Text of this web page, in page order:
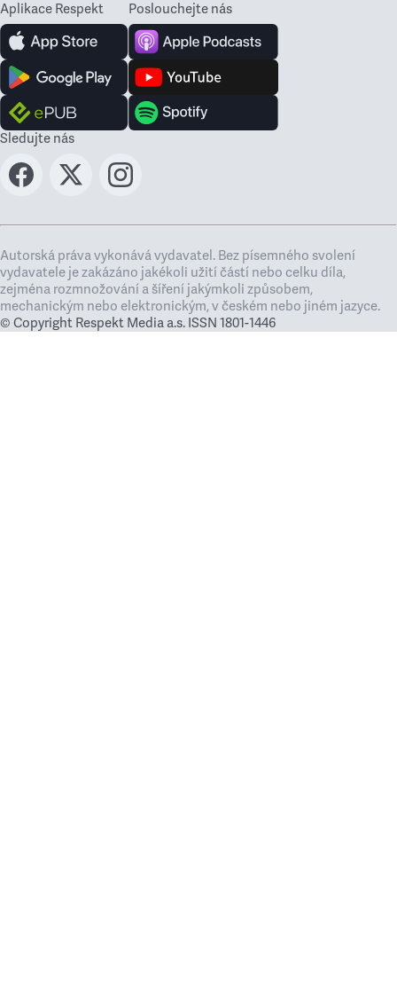
Aplikace Respekt Poslouchejte nás
Sledujte nás
Autorská práva vykonává vydavatel. Bez písemného svolení
vydavatele je zakázáno jakékoli užití částí nebo celku díla,
zejména rozmnožování a šíření jakýmkoli způsobem,
mechanickým nebo elektronickým, v českém nebo jiném jazyce.
© Copyright Respekt Media a.s. ISSN 1801-1446